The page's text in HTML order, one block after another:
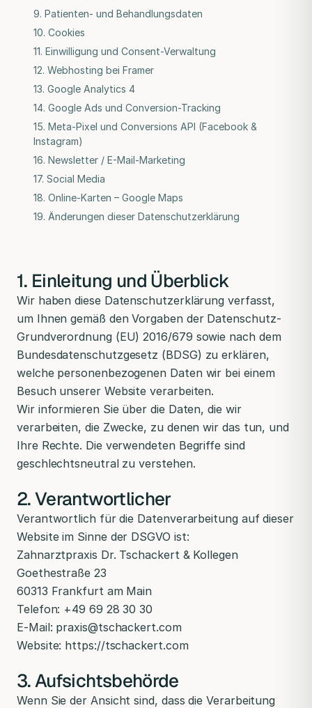
9. Patienten- und Behandlungsdaten
10. Cookies
11. Einwilligung und Consent-Verwaltung
12. Webhosting bei Framer
13. Google Analytics 4
14. Google Ads und Conversion-Tracking
15. Meta-Pixel und Conversions API (Facebook &
Instagram)
16. Newsletter / E-Mail-Marketing
17. Social Media
18. Online-Karten – Google Maps
19. Änderungen dieser Datenschutzerklärung
1. Einleitung und Überblick
Wir haben diese Datenschutzerklärung verfasst,
um Ihnen gemäß den Vorgaben der Datenschutz-
Grundverordnung (EU) 2016/679 sowie nach dem
Bundesdatenschutzgesetz (BDSG) zu erklären,
welche personenbezogenen Daten wir bei einem
Besuch unserer Website verarbeiten.
Wir informieren Sie über die Daten, die wir
verarbeiten, die Zwecke, zu denen wir das tun, und
Ihre Rechte. Die verwendeten Begriffe sind
geschlechtsneutral zu verstehen.
2. Verantwortlicher
Verantwortlich für die Datenverarbeitung auf dieser
Website im Sinne der DSGVO ist:
Zahnarztpraxis Dr. Tschackert & Kollegen
Goethestraße 23
60313 Frankfurt am Main
Telefon: +49 69 28 30 30
E-Mail: praxis@tschackert.com
Website: https://tschackert.com
3. Aufsichtsbehörde
Wenn Sie der Ansicht sind, dass die Verarbeitung